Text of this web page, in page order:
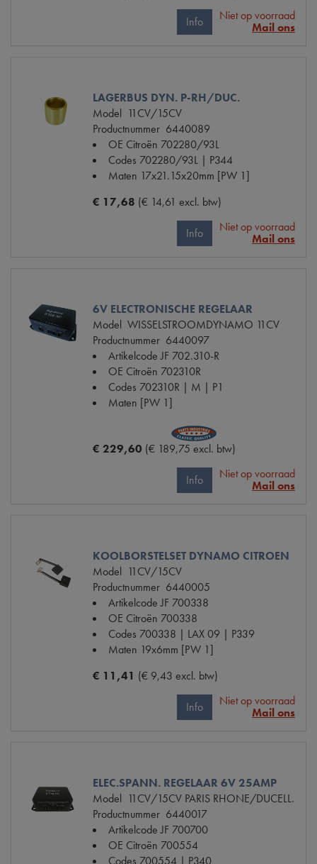
Info
Niet op voorraad
Mail ons
LAGERBUS DYN. P-RH/DUC.
Model 11CV/15CV
Productnummer 6440089
OE Citroën 702280/93L
Codes 702280/93L | P344
Maten 17x21.15x20mm [PW 1]
€ 17,68 (€ 14,61 excl. btw)
Info
Niet op voorraad
Mail ons
6V ELECTRONISCHE REGELAAR
Model WISSELSTROOMDYNAMO 11CV
Productnummer 6440097
Artikelcode JF 702.310-R
OE Citroën 702310R
Codes 702310R | M | P1
Maten [PW 1]
€ 229,60 (€ 189,75 excl. btw)
Info
Niet op voorraad
Mail ons
KOOLBORSTELSET DYNAMO CITROEN
Model 11CV/15CV
Productnummer 6440005
Artikelcode JF 700338
OE Citroën 700338
Codes 700338 | LAX 09 | P339
Maten 19x6mm [PW 1]
€ 11,41 (€ 9,43 excl. btw)
Info
Niet op voorraad
Mail ons
ELEC.SPANN. REGELAAR 6V 25AMP
Model 11CV/15CV PARIS RHONE/DUCELL.
Productnummer 6440017
Artikelcode JF 700700
OE Citroën 700554
Codes 700554 | P340